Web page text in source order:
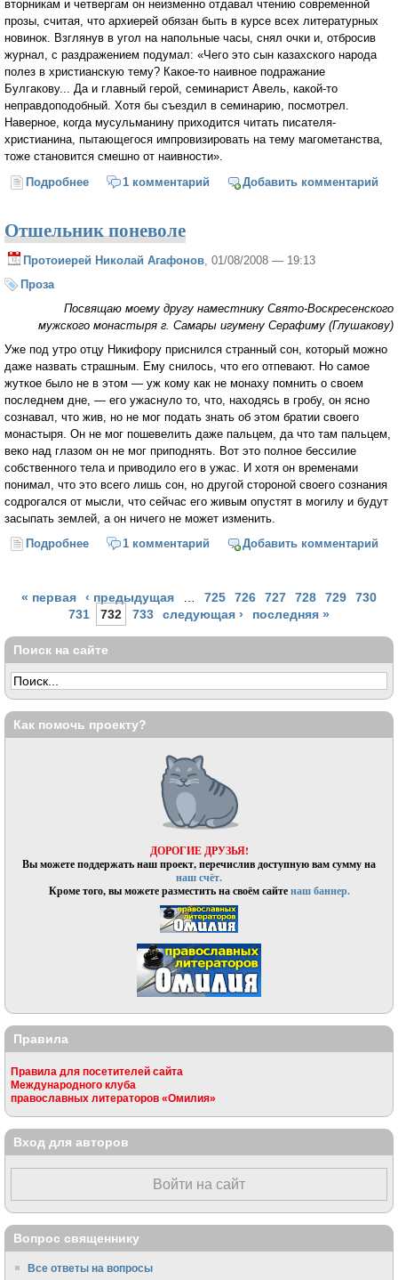
вторникам и четвергам он неизменно отдавал чтению современной
прозы, считая, что архиерей обязан быть в курсе всех литературных
новинок. Взглянув в угол на напольные часы, снял очки и, отбросив
журнал, с раздражением подумал: «Чего это сын казахского народа
полез в христианскую тему? Какое-то наивное подражание
Булгакову... Да и главный герой, семинарист Авель, какой-то
неправдоподобный. Хотя бы съездил в семинарию, посмотрел.
Наверное, когда мусульманину приходится читать писателя-
христианина, пытающегося импровизировать на тему магометанства,
тоже становится смешно от наивности».
Подробнее о Друзья1 комментарий Добавить комментарий
Отшельник поневоле
Протоиерей Николай Агафонов, 01/08/2008 — 19:13
Проза
Посвящаю моему другу наместнику Свято-Воскресенского
мужского монастыря г. Самары игумену Серафиму (Глушакову)
Уже под утро отцу Никифору приснился странный сон, который можно
даже назвать страшным. Ему снилось, что его отпевают. Но самое
жуткое было не в этом — уж кому как не монаху помнить о своем
последнем дне, — его ужаснуло то, что, находясь в гробу, он ясно
сознавал, что жив, но не мог подать знать об этом братии своего
монастыря. Он не мог пошевелить даже пальцем, да что там пальцем,
веко над глазом он не мог приподнять. Вот это полное бессилие
собственного тела и приводило его в ужас. И хотя он временами
понимал, что это всего лишь сон, но другой стороной своего сознания
содрогался от мысли, что сейчас его живым опустят в могилу и будут
засыпать землей, а он ничего не может изменить.
Подробнее о Отшельник поневоле
1 комментарий Добавить комментарий
Страницы
« первая ‹ предыдущая … 725 726 727 728 729
730
731
732 733 следующая › последняя »
Поиск на сайте
Как помочь проекту?
ДОРОГИЕ ДРУЗЬЯ!
Вы можете поддержать наш проект, перечислив доступную вам сумму на
наш счёт.
Кроме того, вы можете разместить на своём сайтенаш баннер.
Правила
Правила для посетителей сайта
Международного клуба
православных литераторов «Омилия»
Вход для авторов
Войти на сайт
Вопрос священнику
Все ответы на вопросы